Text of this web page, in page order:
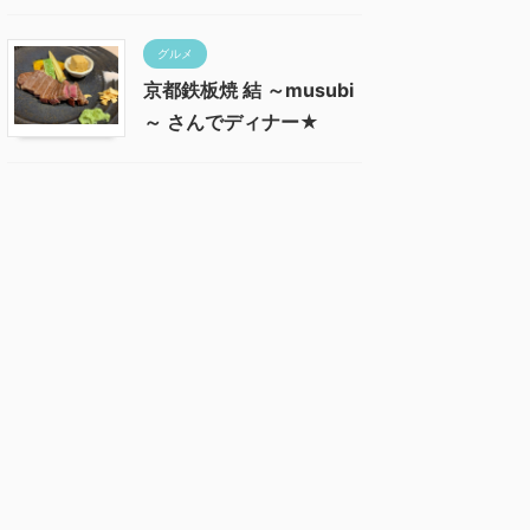
グルメ
京都鉄板焼 結 ～musubi
～ さんでディナー★